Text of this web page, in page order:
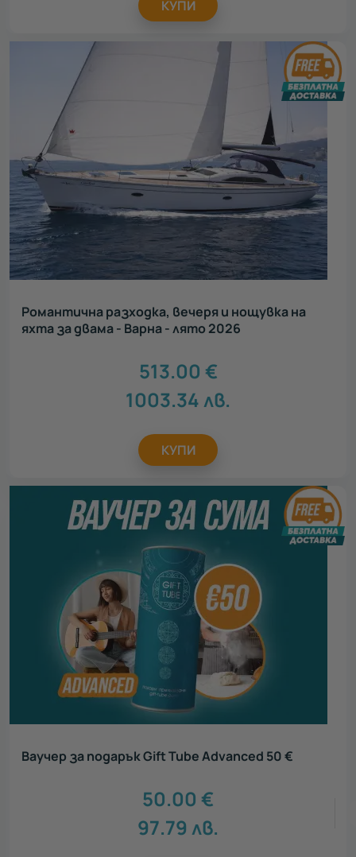
КУПИ
Романтична разходка, вечеря и нощувка на
яхта за двама - Варна - лято 2026
513.00 €
1003.34лв.
КУПИ
Ваучер за подарък Gift Tube Advanced 50 €
50.00 €
97.79 лв.